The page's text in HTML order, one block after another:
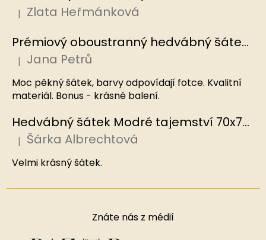
Hodnocení produktu je 5 z 5 hvězdiček.
| Zlata Heřmánková
Prémiový oboustranný hedvábný šátek Mořský korál, MB
Hodnocení produktu je 5 z 5 hvězdiček.
| Jana Petrů
Moc pěkný šátek, barvy odpovídají fotce. Kvalitní
materiál. Bonus - krásné balení.
Hedvábný šátek Modré tajemství 70x70 cm v dárkovém balení, HEDVÁBNÝ SVĚT
Hodnocení produktu je 5 z 5 hvězdiček.
| Šárka Albrechtová
Velmi krásný šátek.
Znáte nás z médií